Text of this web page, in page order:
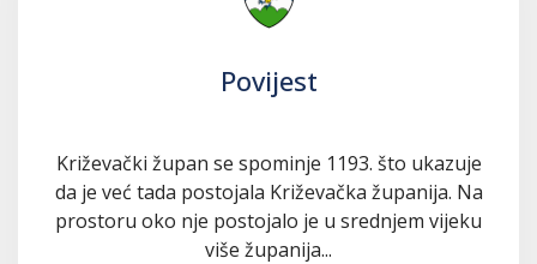
Povijest
Križevački župan se spominje 1193. što ukazuje
da je već tada postojala Križevačka županija. Na
prostoru oko nje postojalo je u srednjem vijeku
više županija...